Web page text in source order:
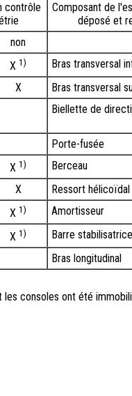
contrôle
Composant de
déposé et
non
X 1) Bras transversal
X Bras transversal
Biellette de
Porte-fusée
X 1) Berceau
X Ressort hélicoïdal
X 1) Amortisseur
X 1) Barre stabilisatrice
Bras longitudinal
les consoles ont été